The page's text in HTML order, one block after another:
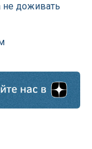
не доживать